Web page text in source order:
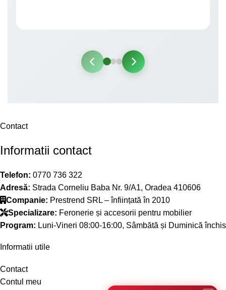
Contact
Informatii contact
Telefon: 0770 736 322
Adresă: Strada Corneliu Baba Nr. 9/A1, Oradea 410606
Companie: Prestrend SRL – înființată în 2010
Specializare: Feronerie și accesorii pentru mobilier
Program: Luni-Vineri 08:00-16:00, Sâmbătă și Duminică închis
Informatii utile
Contact
Contul meu